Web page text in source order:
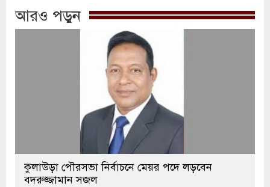
আরও পড়ুন
কুলাউড়া পৌরসভা নির্বাচনে মেয়র পদে লড়বেন
বদরুজ্জামান সজল